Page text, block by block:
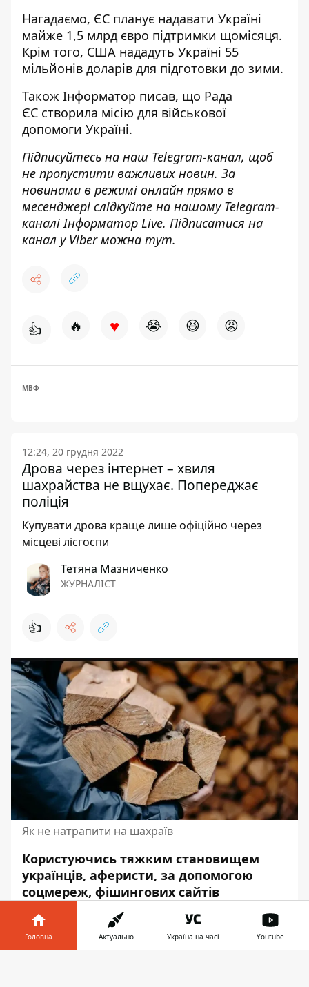
Нагадаємо, ЄС планує надавати Україні
майже 1,5 млрд євро підтримки щомісяця.
Крім того, США нададуть Україні 55
мільйонів доларів для підготовки до зими.
Також Інформатор писав, що Рада
ЄС створила місію для військової
допомоги Україні.
Підписуйтесь на наш Telegram-канал, щоб
не пропустити важливих новин. За
новинами в режимі онлайн прямо в
месенджері слідкуйте на нашому Telegram-
каналіІнформатор Live. Підписатися на
канал у Viber можна тут.
👍 🔥 ♥ 😭 😆 😡
МВФ
12:24, 20 грудня 2022
Дрова через інтернет – хвиля
шахрайства не вщухає. Попереджає
поліція
Купувати дрова краще лише офіційно через
місцеві лісгоспи
Тетяна Мазниченко
ЖУРНАЛІСТ
👍
Як не натрапити на шахраїв
Користуючись тяжким становищем
українців, аферисти, за допомогою
соцмереж, фішингових сайтів
та психологічного тиску, виманюють
грошові кошти. Особливо поширеними
стали афери з продажудров. Географія
Головна Актуально Україна на часі Youtube